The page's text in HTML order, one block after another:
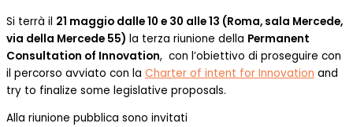
Si terrà il 21 maggio dalle 10 e 30 alle 13 (Roma, sala Mercede,
via della Mercede 55) la terza riunione della Permanent
Consultation of Innovation, con l’obiettivo di proseguire con
il percorso avviato con la Charter of intent for Innovation and
try to finalize some legislative proposals.
Alla riunione pubblica sono invitati